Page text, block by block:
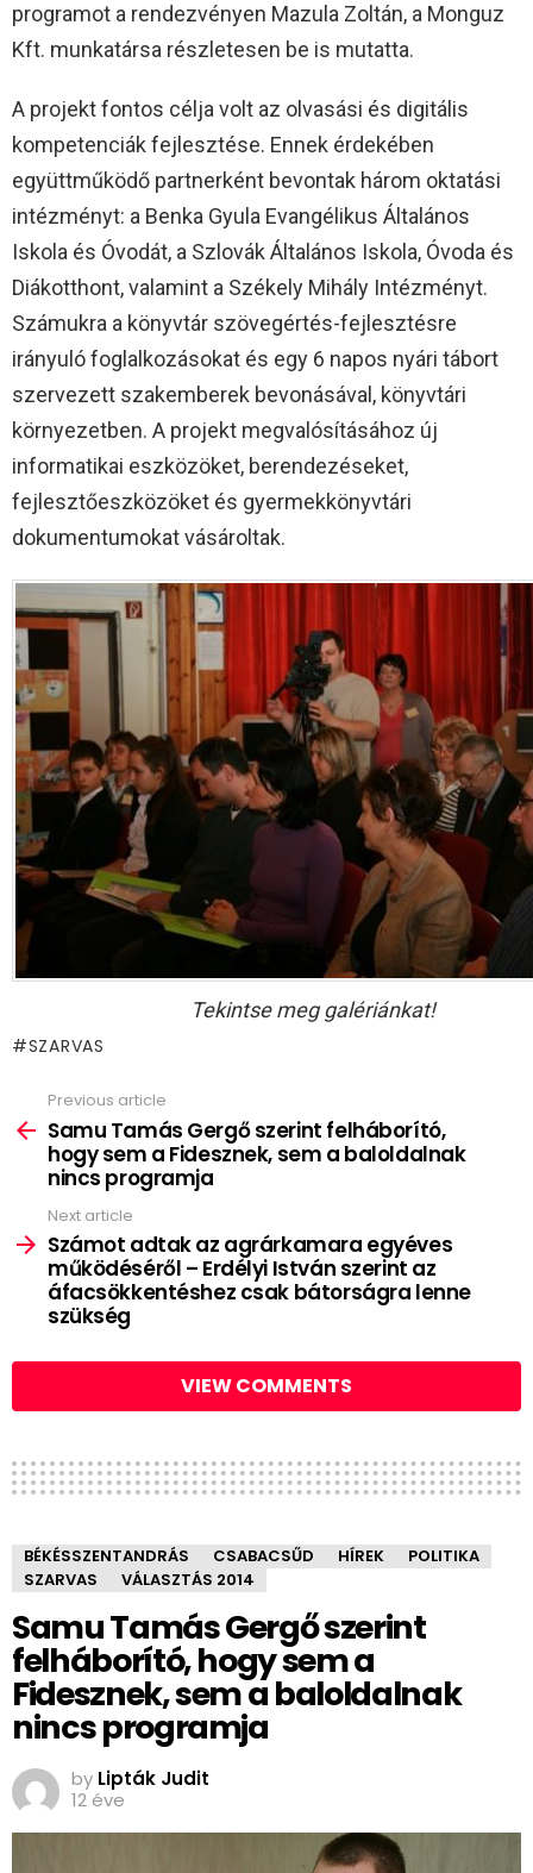
programot a rendezvényen Mazula Zoltán, a Monguz
Kft. munkatársa részletesen be is mutatta.
A projekt fontos célja volt az olvasási és digitális
kompetenciák fejlesztése. Ennek érdekében
együttműködő partnerként bevontak három oktatási
intézményt: a Benka Gyula Evangélikus Általános
Iskola és Óvodát, a Szlovák Általános Iskola, Óvoda és
Diákotthont, valamint a Székely Mihály Intézményt.
Számukra a könyvtár szövegértés-fejlesztésre
irányuló foglalkozásokat és egy 6 napos nyári tábort
szervezett szakemberek bevonásával, könyvtári
környezetben. A projekt megvalósításához új
informatikai eszközöket, berendezéseket,
fejlesztőeszközöket és gyermekkönyvtári
dokumentumokat vásároltak.
Tekintse meg galériánkat!
SZARVAS
more
Previous article
Samu Tamás Gergő szerint felháborító,
hogy sem a Fidesznek, sem a baloldalnak
nincs programja
Next article
Számot adtak az agrárkamara egyéves
működéséről – Erdélyi István szerint az
áfacsökkentéshez csak bátorságra lenne
szükség
VIEW COMMENTS
BÉKÉSSZENTANDRÁS CSABACSŰD HÍREK
POLITIKA
SZARVAS
VÁLASZTÁS 2014
Samu Tamás Gergő szerint
felháborító, hogy sem a
Fidesznek, sem a baloldalnak
nincs programja
by Lipták Judit
12 éve